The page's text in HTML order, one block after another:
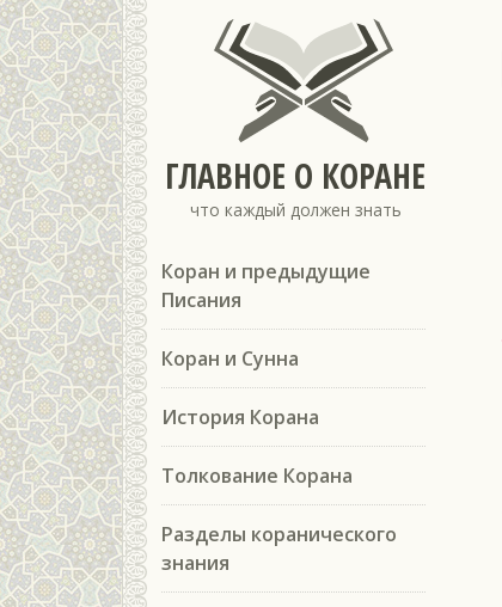
ГЛАВНОЕ О КОРАНЕ
что каждый должен знать
Коран и предыдущие
Писания
Коран и Сунна
История Корана
Толкование Корана
Разделы коранического
знания